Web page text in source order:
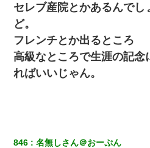
日曜日、会社の窓を見ると同僚の姿
じゃ？）→俺電話「今何してんの？
と！」俺「会社にいない？」→次の
友人とふたりで山口に旅行した時の
セレブ産院とかあるんでし
ど。
フレンチとか出るところ
高級なところで生涯の記念
ればいいじゃん。
846 名無しさん＠おーぷん